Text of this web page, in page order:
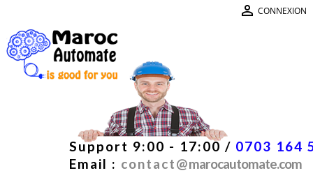
 CONNEXION
Support 9:00 - 17:00 / 0703 164
Email : contact@marocautomate.com